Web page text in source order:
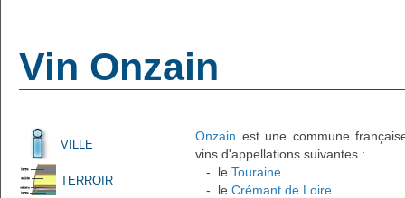
Vin Onzain
VILLE
TERROIR
Onzain est une commune
vins d'appellations suivantes :
- le Touraine
- le Crémant de Loire